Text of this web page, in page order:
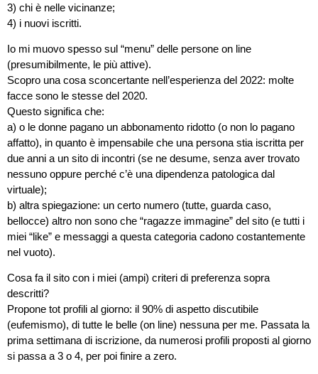
3) chi è nelle vicinanze;
4) i nuovi iscritti.
Io mi muovo spesso sul “menu” delle persone on line
(presumibilmente, le più attive).
Scopro una cosa sconcertante nell’esperienza del 2022: molte
facce sono le stesse del 2020.
Questo significa che:
a) o le donne pagano un abbonamento ridotto (o non lo pagano
affatto), in quanto è impensabile che una persona stia iscritta per
due anni a un sito di incontri (se ne desume, senza aver trovato
nessuno oppure perché c’è una dipendenza patologica dal
virtuale);
b) altra spiegazione: un certo numero (tutte, guarda caso,
bellocce) altro non sono che “ragazze immagine” del sito (e tutti i
miei “like” e messaggi a questa categoria cadono costantemente
nel vuoto).
Cosa fa il sito con i miei (ampi) criteri di preferenza sopra
descritti?
Propone tot profili al giorno: il 90% di aspetto discutibile
(eufemismo), di tutte le belle (on line) nessuna per me. Passata la
prima settimana di iscrizione, da numerosi profili proposti al giorno
si passa a 3 o 4, per poi finire a zero.